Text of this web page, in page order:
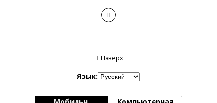
Наверх
Язык: